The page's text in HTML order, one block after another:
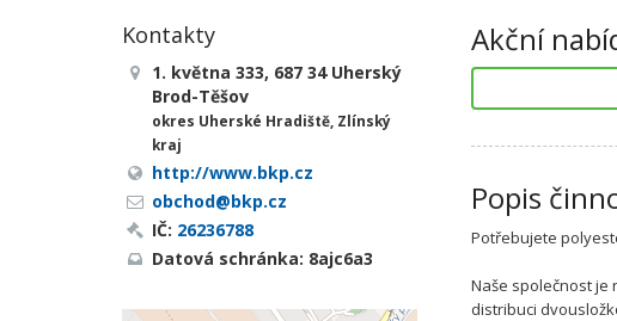
Akční
Popis
Potřebujete
Naše společnost je
distribuci
Kontakty
1. května 333, 687 34 Uherský
Brod-Těšov
okres Uherské Hradiště, Zlínský
kraj
http://www.bkp.cz
obchod@bkp.cz
IČ: 26236788
Datová schránka: 8ajc6a3